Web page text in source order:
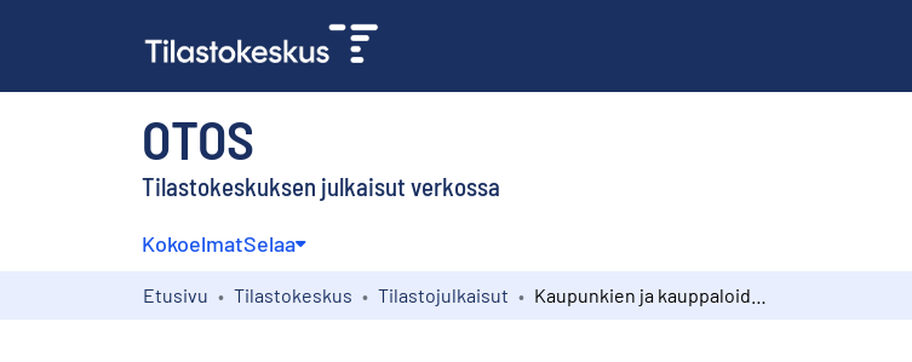
OTOS
Tilastokeskuksen julkaisut verkossa
KokoelmatSelaa
Etusivu Tilastokeskus Tilastojulkaisut